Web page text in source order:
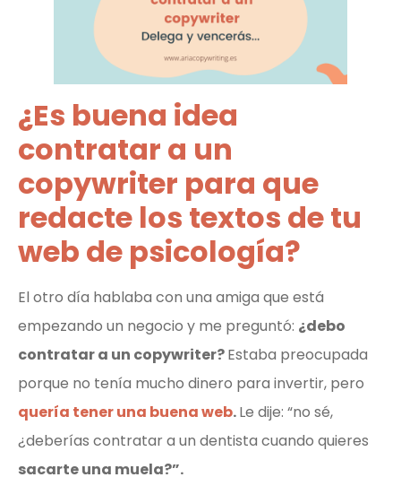
¿Es buena idea
contratar a un
copywriter para que
redacte los textos de tu
web de psicología?
El otro día hablaba con una amiga que está
empezando un negocio y me preguntó: ¿debo
contratar a un copywriter?Estaba preocupada
porque no tenía mucho dinero para invertir, pero
quería tener una buena web.Le dije: “no sé,
¿deberías contratar a un dentista cuando quieres
sacarte una muela?”.